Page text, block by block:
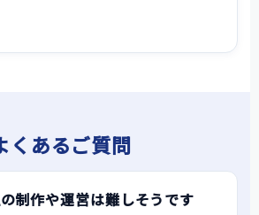
くあるご質問
制作や運営は難しそうです